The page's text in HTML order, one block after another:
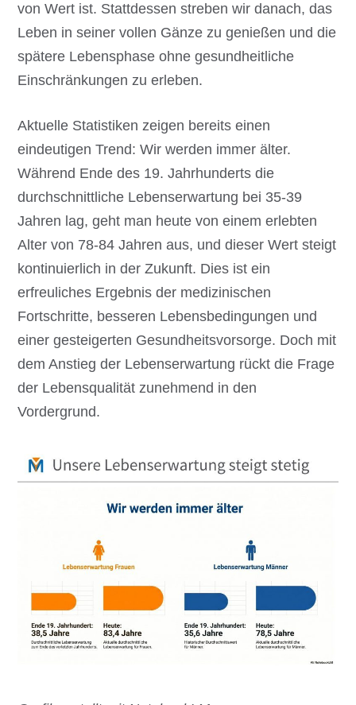
von Wert ist. Stattdessen streben wir danach, das
Leben in seiner vollen Gänze zu genießen und die
spätere Lebensphase ohne gesundheitliche
Einschränkungen zu erleben.
Aktuelle Statistiken zeigen bereits einen
eindeutigen Trend: Wir werden immer älter.
Während Ende des 19. Jahrhunderts die
durchschnittliche Lebenserwartung bei 35-39
Jahren lag, geht man heute von einem erlebten
Alter von 78-84 Jahren aus, und dieser Wert steigt
kontinuierlich in der Zukunft. Dies ist ein
erfreuliches Ergebnis der medizinischen
Fortschritte, besseren Lebensbedingungen und
einer gesteigerten Gesundheitsvorsorge. Doch mit
dem Anstieg der Lebenserwartung rückt die Frage
der Lebensqualität zunehmend in den
Vordergrund.